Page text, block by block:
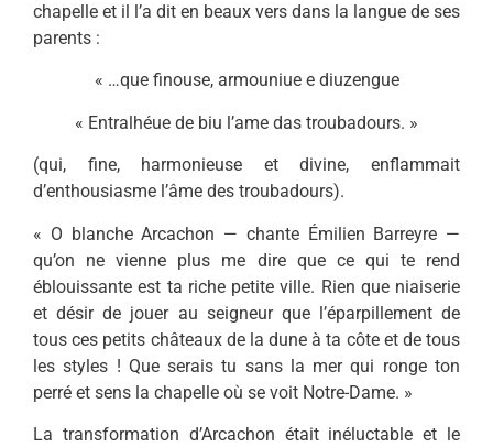
chapelle et il l’a dit en beaux vers dans la lan­gue de ses
parents :
« …que finouse, armouniue e diuzengue
« Entralhéue de biu l’ame das troubadours. »
(qui, fine, harmonieuse et divine, enflammait
d’enthousiasme l’âme des troubadours).
« O blanche Arcachon — chante Émilien Barreyre —
qu’on ne vienne plus me dire que ce qui te rend
éblouissante est ta riche petite ville. Rien que niaiserie
et désir de jouer au seigneur que l’éparpillement de
tous ces petits châteaux de la dune à ta côte et de tous
les styles ! Que serais tu sans la mer qui ronge ton
perré et sens la chapelle où se voit Notre-Dame. »
La transformation d’Arcachon était inéluctable et le